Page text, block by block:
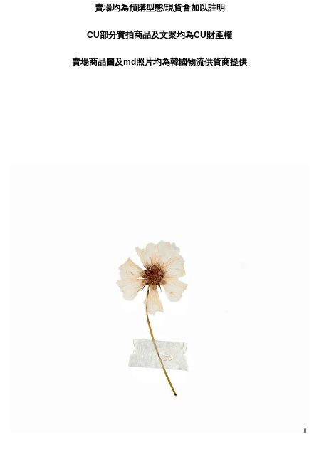
賣場均為預購型態/現貨會加以註明
CU部分實拍商品及文案均為CU財產權
賣場商品圖及md照片均為韓國物流供貨商提供